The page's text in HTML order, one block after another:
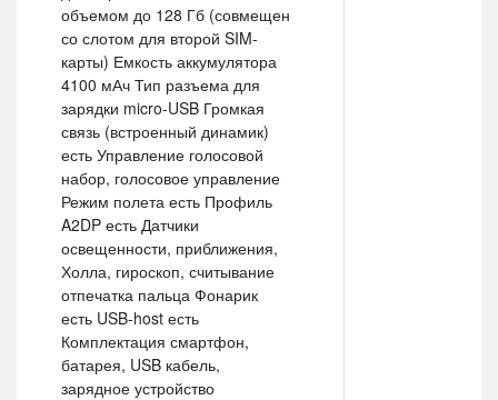
объемом до 128 Гб (совмещен
со слотом для второй SIM-
карты) Емкость аккумулятора
4100 мАч Тип разъема для
зарядки micro-USB Громкая
связь (встроенный динамик)
есть Управление голосовой
набор, голосовое управление
Режим полета есть Профиль
A2DP есть Датчики
освещенности, приближения,
Холла, гироскоп, считывание
отпечатка пальца Фонарик
есть USB-host есть
Комплектация смартфон,
батарея, USB кабель,
зарядное устройство